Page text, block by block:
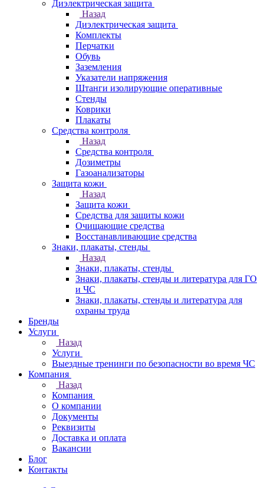
Диэлектрическая защита
Назад
Диэлектрическая защита
Комплекты
Перчатки
Обувь
Заземления
Указатели напряжения
Штанги изолирующие оперативные
Стенды
Коврики
Плакаты
Средства контроля
Назад
Средства контроля
Дозиметры
Газоанализаторы
Защита кожи
Назад
Защита кожи
Средства для защиты кожи
Очищающие средства
Восстанавливающие средства
Знаки, плакаты, стенды
Назад
Знаки, плакаты, стенды
Знаки, плакаты, стенды и литература для ГО
и ЧС
Знаки, плакаты, стенды и литература для
охраны труда
Бренды
Услуги
Назад
Услуги
Выездные тренинги по безопасности во время ЧС
Компания
Назад
Компания
О компании
Документы
Реквизиты
Доставка и оплата
Вакансии
Блог
Контакты